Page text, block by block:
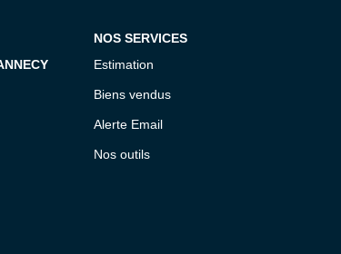
NOS SERVICES
Estimation
Biens vendus
Alerte Email
Nos outils